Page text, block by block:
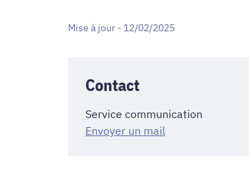
Mise à jour - 12/02/2025
Contact
Service communication
Envoyer un mail